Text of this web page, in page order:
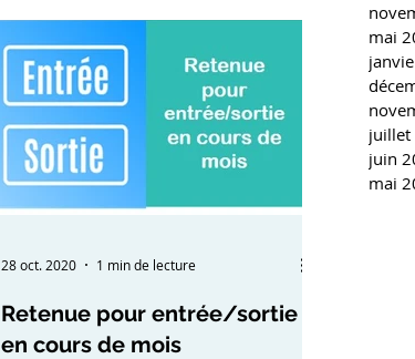
Retenue pour entrée/sortie
en cours de mois
28 oct. 2020 1 min de lecture
mai
juillet
juin
mai